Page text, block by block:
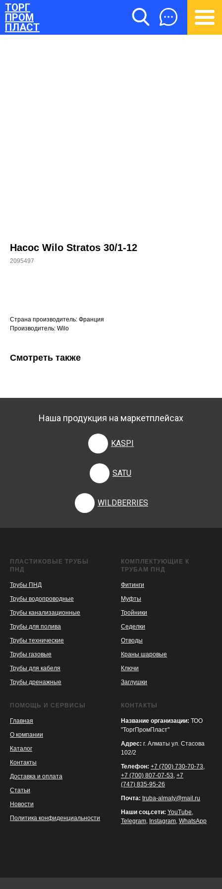
ТОРГ
ПРОМ
ПЛАСТ
Насос Wilo Stratos 30/1-12
2095497
Страна производитель: Франция
Производитель: Wilo
Смотреть также
Наша продукция на маркетплейсах
KASPI
KASPI
SATU
SATU
WILDBERRIES
WILDBERRIES
ПЛАСТИКОВЫЕ ТРУБЫ
ПНД
Трубы ПНД
Трубы водопроводные
Трубы канализационные
Трубы для полива
Трубы технические
Трубы газовые
Трубы для кабеля
Трубы дренажные
КОМПЛЕКТУЮЩИЕ К
ТРУБАМ ПНД
Фитинги
Муфты
Тройники
Седелки
Отводы
Краны шаровые
Ключи
Заглушки
ПОМОЩЬ И СЕРВИСЫ
Главная
О компании
Каталог
Контакты
Доставка и оплата
Статьи
Новости
Политика конфиденциальности
КОНТАКТЫ
Название организации: ТОО
"ТоргПромПласт"
Адрес: г. Алматы ул. Стасова
102/2
Телефон: +7 (700) 730-70-73,
+7 (700) 807-07-53, +7
(747) 835-95-26
Почта: truba-almaty@mail.ru
Наши соц.сети: YouTube,
Telegram, Instagram, WhatsApp